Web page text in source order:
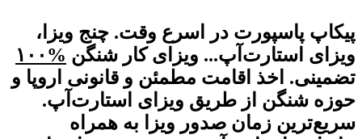
پیکاپ پاسپورت در اسرع وقت. چنج ویزا،
ویزای استارت‌آپ... ویزای کار شنگن %۱۰ ۰
تضمینی. اخذ اقامت مطمئن و قانونی اروپا و
حوزه شنگن از طریق ویزای استارت‌آپ.
سریع‌ترین زمان صدور ویزا به همراه